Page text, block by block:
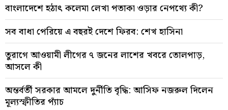
বাংলাদেশে হঠাৎ কলেমা লেখা পতাকা ওড়ার নেপথ্যে কী?
সব বাধা পেরিয়ে এ বছরই দেশে ফিরব: শেখ হাসিনা
তুরাগে আওয়ামী লীগের ৭ জনের লাশের খবরে তোলপাড়,
আসলে কী
অন্তর্বর্তী সরকার আমলে দুর্নীতি বৃদ্ধি: আসিফ নজরুল দিলেন
মূল্যস্ফীতির প্যাঁচ